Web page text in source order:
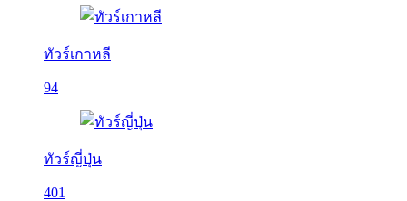
ทัวร์เกาหลี
94
ทัวร์ญี่ปุ่น
401